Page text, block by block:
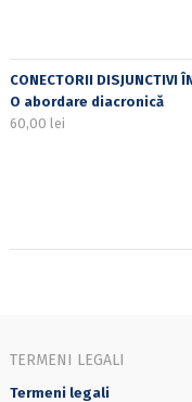
CONECTORII DISJUNCTIVI
O abordare diacronică
60,00 lei
TERMENI LEGALI
Termeni legali